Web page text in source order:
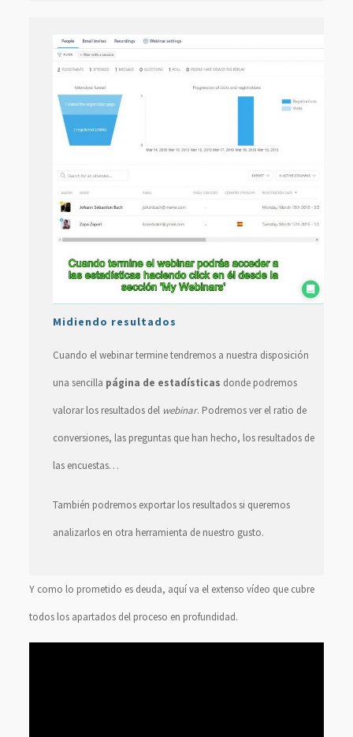
Midiendo resultados
Cuando el webinar termine tendremos a nuestra disposición
una sencilla página de estadísticas donde podremos
valorar los resultados del webinar. Podremos ver el ratio de
conversiones, las preguntas que han hecho, los resultados de
las encuestas…
También podremos exportar los resultados si queremos
analizarlos en otra herramienta de nuestro gusto.
Y como lo prometido es deuda, aquí va el extenso vídeo que cubre
todos los apartados del proceso en profundidad.